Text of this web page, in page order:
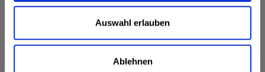
Auswahl erlauben
Ablehnen
Wolfra Sommer Apfel 6 x 1l